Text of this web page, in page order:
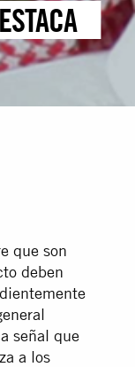
que son
deben
señal que
a los